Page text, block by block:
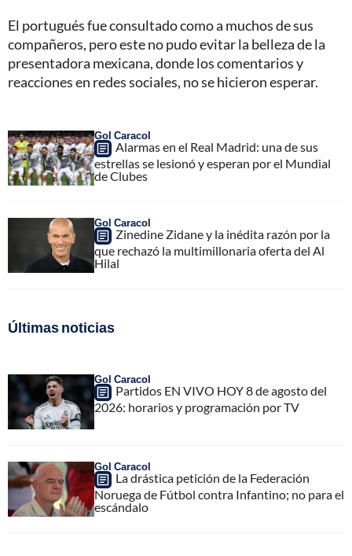
El portugués fue consultado como a muchos de sus
compañeros, pero este no pudo evitar la belleza de la
presentadora mexicana, donde los comentarios y
reacciones en redes sociales, no se hicieron esperar.
Gol Caracol
Alarmas en el Real Madrid: una de sus
estrellas se lesionó y esperan por el Mundial
de Clubes
Gol Caracol
Zinedine Zidane y la inédita razón por la
que rechazó la multimillonaria oferta del Al
Hilal
Últimas noticias
Gol Caracol
Partidos EN VIVO HOY 8 de agosto del
2026: horarios y programación por TV
Gol Caracol
La drástica petición de la Federación
Noruega de Fútbol contra Infantino; no para el
escándalo